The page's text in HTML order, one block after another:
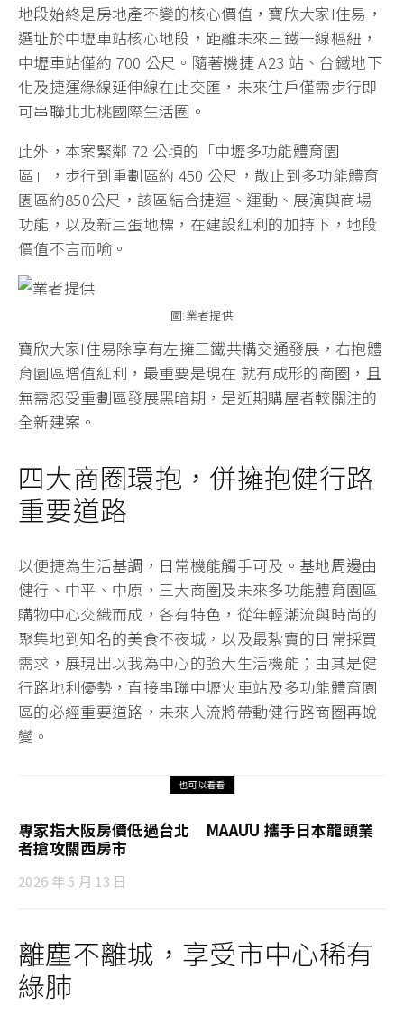
地段始終是房地產不變的核心價值，寶欣大家I住易，
選址於中壢車站核心地段，距離未來三鐵一線樞紐，
中壢車站僅約 700 公尺。隨著機捷 A23 站、台鐵地下
化及捷運綠線延伸線在此交匯，未來住戶僅需步行即
可串聯北北桃國際生活圈。
此外，本案緊鄰 72 公頃的「中壢多功能體育園
區」，步行到重劃區約 450 公尺，散止到多功能體育
園區約850公尺，該區結合捷運、運動、展演與商場
功能，以及新巨蛋地標，在建設紅利的加持下，地段
價值不言而喻。
圖:業者提供
寶欣大家I住易除享有左擁三鐵共構交通發展，右抱體
育園區增值紅利，最重要是現在 就有成形的商圈，且
無需忍受重劃區發展黑暗期，是近期購屋者較關注的
全新建案。
四大商圈環抱，併擁抱健行路
重要道路
以便捷為生活基調，日常機能觸手可及。基地周邊由
健行、中平、中原，三大商圈及未來多功能體育園區
購物中心交織而成，各有特色，從年輕潮流與時尚的
聚集地到知名的美食不夜城，以及最紮實的日常採買
需求，展現出以我為中心的強大生活機能；由其是健
行路地利優勢，直接串聯中壢火車站及多功能體育園
區的必經重要道路，未來人流將帶動健行路商圈再蛻
變。
也可以看看
專家指大阪房價低過台北 MAAŪU 攜手日本龍頭業
者搶攻關西房市
2026 年 5 月 13 日
離塵不離城，享受市中心稀有
綠肺